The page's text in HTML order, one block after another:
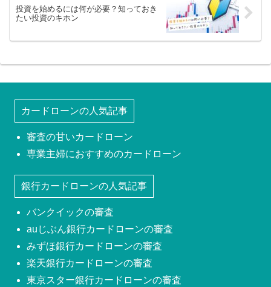
投資を始めるには何が必要？知っておき
たい投資のキホン
カードローンの人気記事
審査の甘いカードローン
専業主婦におすすめのカードローン
銀行カードローンの人気記事
バンクイックの審査
auじぶん銀行カードローンの審査
みずほ銀行カードローンの審査
楽天銀行カードローンの審査
東京スター銀行カードローンの審査